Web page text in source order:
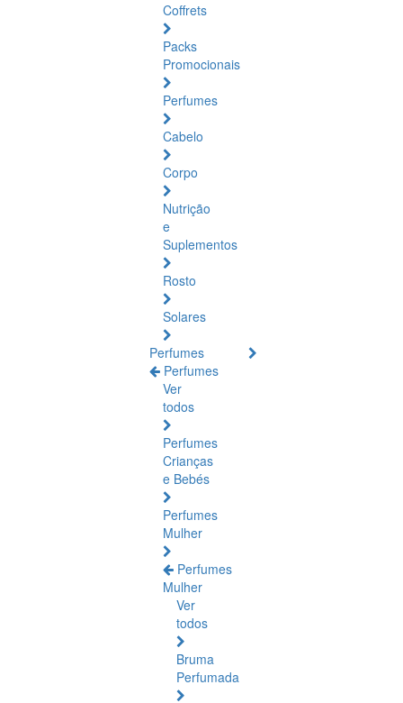
Coffrets
Packs
Promocionais
Perfumes
Cabelo
Corpo
Nutrição
e
Suplementos
Rosto
Solares
Perfumes
Perfumes
Ver
todos
Perfumes
Crianças
e Bebés
Perfumes
Mulher
Perfumes
Mulher
Ver
todos
Bruma
Perfumada